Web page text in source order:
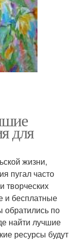
для
жизни,
пугал часто
творческих
и бесплатные
обратились по
найти лучшие
ресурсы будут